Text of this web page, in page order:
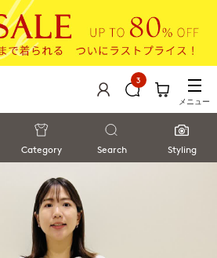
3
メニュー
Category Search Styling